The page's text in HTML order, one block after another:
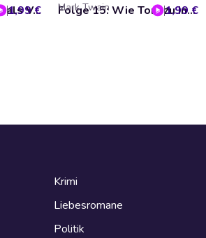
Folge 16: Wie Tom als Verbrecher gejagt wurde
1,99 € Folge 15: Wie Tom zu Indianer Joes Komplizen wurde
Mark Twain 1,99 €
Krimi
Liebesromane
Politik